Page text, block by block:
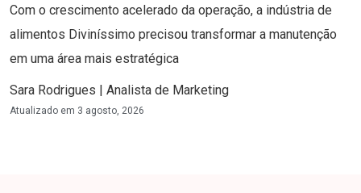
Com o crescimento acelerado da operação, a indústria de
alimentos Diviníssimo precisou transformar a manutenção
em uma área mais estratégica
Sara Rodrigues | Analista de Marketing
Atualizado em 3 agosto, 2026